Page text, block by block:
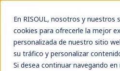
En RISOUL, nosotros y nuestros
cookies para ofrecerle la mejor
personalizada de nuestro sitio
su tráfico y personalizar
Si desea continuar navegando
Te invitamos a ver
de